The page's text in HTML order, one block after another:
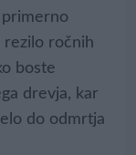
rezilo ročnih
boste
drevja, kar
do odmrtja